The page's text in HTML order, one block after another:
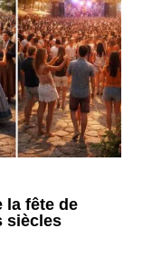
la fête de
siècles